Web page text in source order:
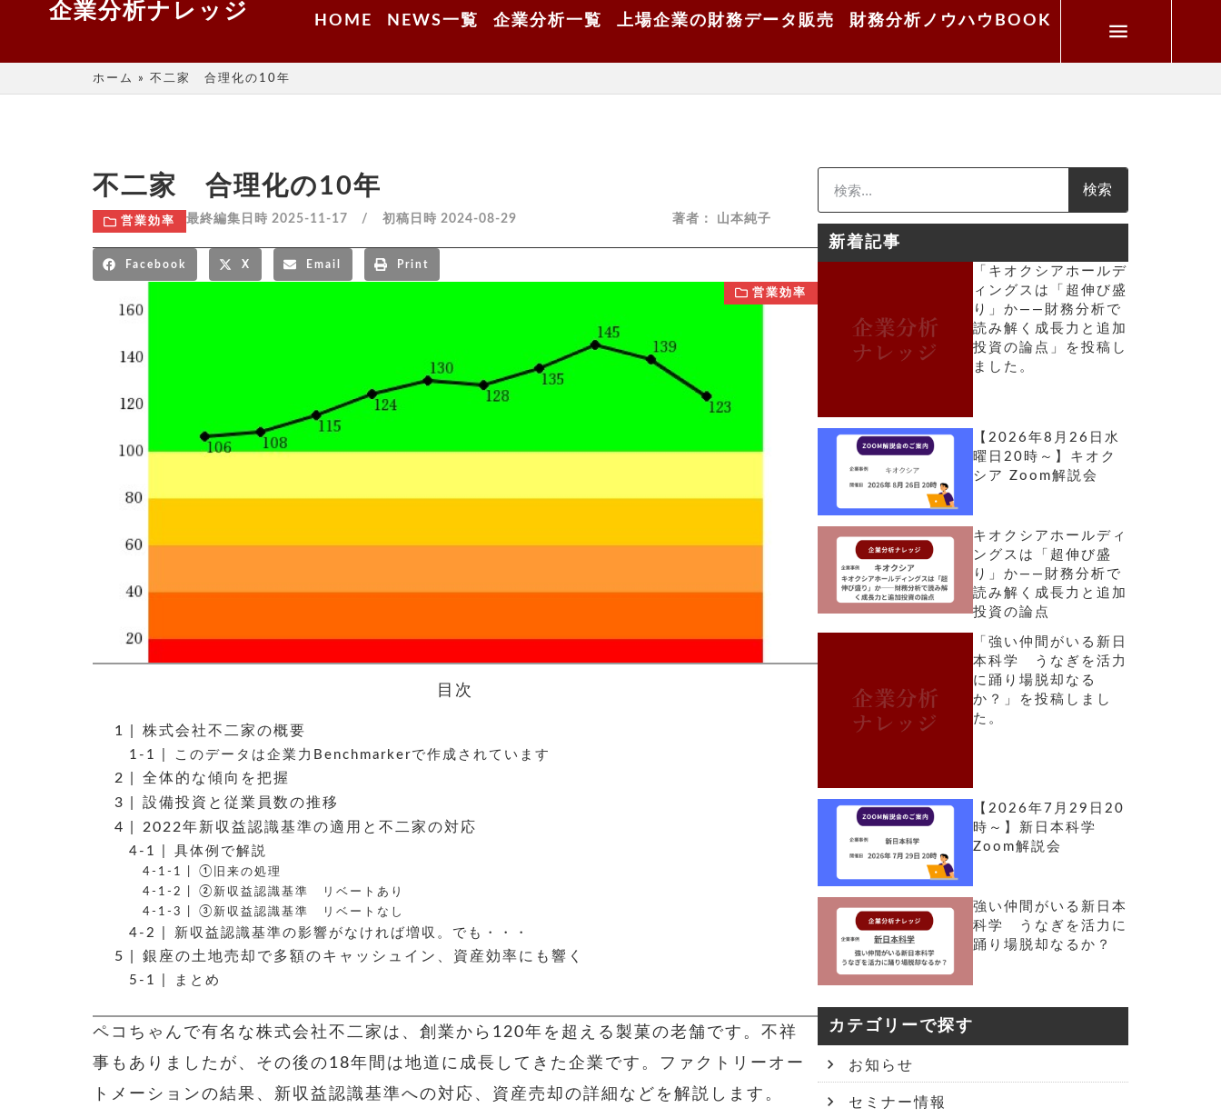
企業分析ナレッジ HOME NEWS一覧 企業分析一覧 上場企業の財務データ販売 財務分析ノウハウBOOK
ホーム » 不二家 合理化の10年
不二家 合理化の10年
営業効率 最終編集日時 2025-11-17 / 初稿日時 2024-08-29 著者： 山本純子
Facebook X Email Print
営業効率
目次
株式会社不二家の概要
このデータは企業力Benchmarkerで作成されています
全体的な傾向を把握
設備投資と従業員数の推移
2022年新収益認識基準の適用と不二家の対応
具体例で解説
①旧来の処理
②新収益認識基準 リベートあり
③新収益認識基準 リベートなし
新収益認識基準の影響がなければ増収。でも・・・
銀座の土地売却で多額のキャッシュイン、資産効率にも響く
まとめ
ペコちゃんで有名な株式会社不二家は、創業から120年を超える製菓の老舗です。不祥
事もありましたが、その後の18年間は地道に成長してきた企業です。ファクトリーオー
トメーションの結果、新収益認識基準への対応、資産売却の詳細などを解説します。
検索
新着記事
「キオクシアホールデ
ィングスは「超伸び盛
り」か――財務分析で
読み解く成長力と追加
投資の論点」を投稿し
ました。
【2026年8月26日水
曜日20時～】キオク
シア Zoom解説会
キオクシアホールディ
ングスは「超伸び盛
り」か――財務分析で
読み解く成長力と追加
投資の論点
「強い仲間がいる新日
本科学 うなぎを活力
に踊り場脱却なる
か？」を投稿しまし
た。
【2026年7月29日20
時～】新日本科学
Zoom解説会
強い仲間がいる新日本
科学 うなぎを活力に
踊り場脱却なるか？
カテゴリーで探す
お知らせ
セミナー情報